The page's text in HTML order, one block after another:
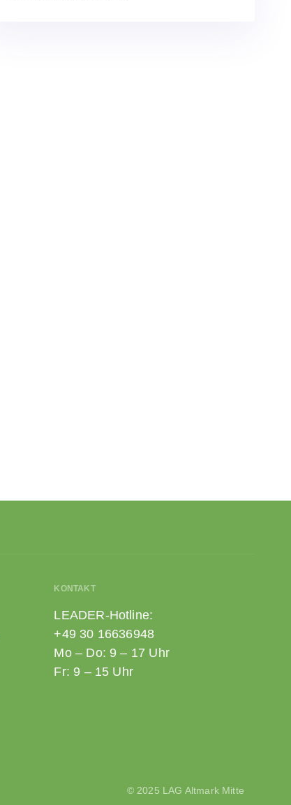
KONTAKT
LEADER-Hotline:
+49 30 16636948
Mo – Do: 9 – 17 Uhr
Fr: 9 – 15 Uhr
© 2025 LAG Altmark Mitte